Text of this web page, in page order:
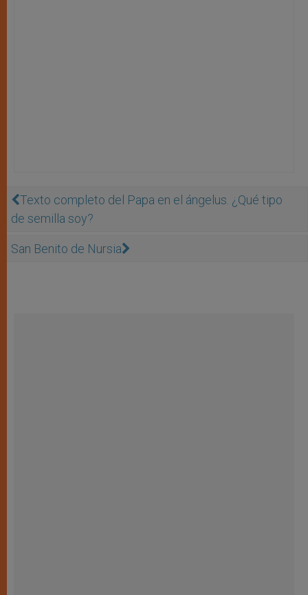
Texto completo del Papa en el ángelus. ¿Qué tipo
de semilla soy?
San Benito de Nursia